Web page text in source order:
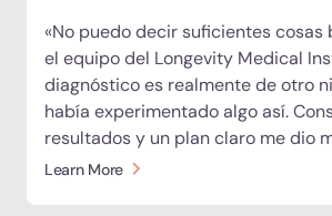
¡así es como debería ser el futuro
«No puedo decir suficientes cosas
el equipo del Longevity Medical
diagnóstico es realmente de otro
había experimentado algo así.
resultados y un plan claro me dio
tranquilidad. Lo que más me
Learn More